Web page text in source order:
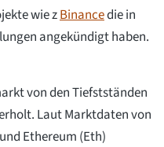
wie zBinancedie in
angekündigt haben.
von den Tiefstständen
Laut Marktdaten von
Ethereum (Eth)